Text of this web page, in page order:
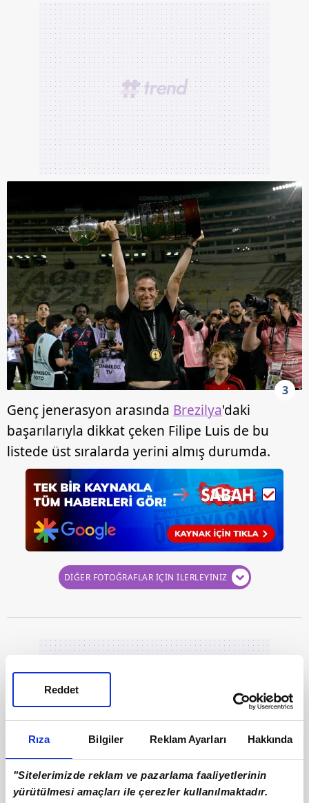
Rıza Bilgiler Reklam Ayarları Hakkında
"Sitelerimizde reklam ve pazarlama faaliyetlerinin
yürütülmesi amaçları ile çerezler kullanılmaktadır.
Reddet
3
Genç jenerasyon arasında Brezilya'daki
başarılarıyla dikkat çeken Filipe Luis de bu
listede üst sıralarda yerini almış durumda.
DİĞER FOTOĞRAFLAR İÇİN İLERLEYİNİZ